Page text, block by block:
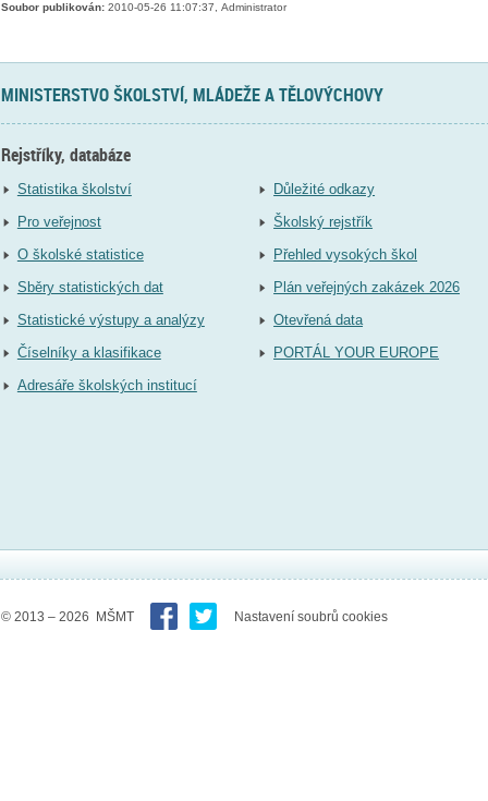
Soubor publikován:2010-05-26 11:07:37, Administrator
MINISTERSTVO ŠKOLSTVÍ, MLÁDEŽE A TĚLOVÝCHOVY
Rejstříky, databáze
Statistika školství
Pro veřejnost
O školské statistice
Sběry statistických dat
Statistické výstupy a analýzy
Číselníky a klasifikace
Adresáře školských institucí
Důležité odkazy
Školský rejstřík
Přehled vysokých škol
Plán veřejných zakázek 2026
Otevřená data
PORTÁL YOUR EUROPE
© 2013 – 2026 MŠMT Nastavení soubrů cookies